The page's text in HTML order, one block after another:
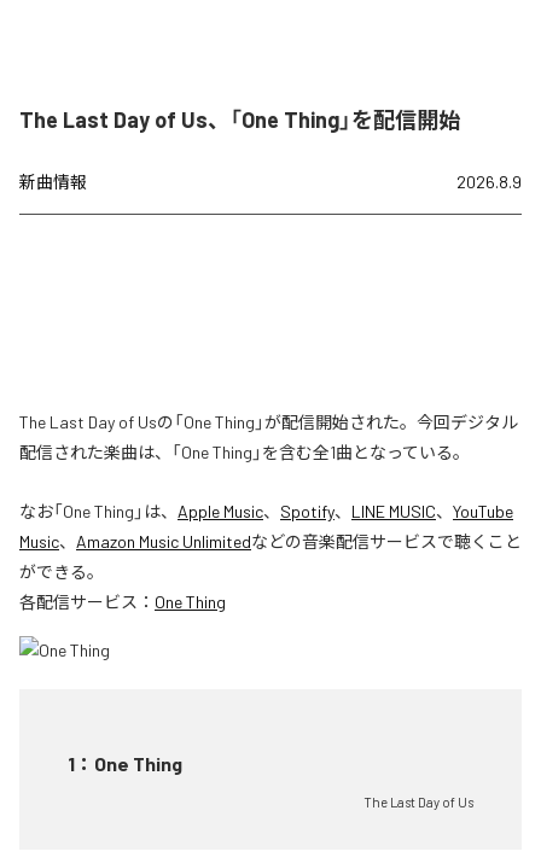
The Last Day of Us、「One Thing」を配信開始
新曲情報 2026.8.9
The Last Day of Usの「One Thing」が配信開始された。今回デジタル
配信された楽曲は、「One Thing」を含む全1曲となっている。
なお「One Thing 」は、 Apple Music、 Spotify、 LINE MUSIC、 YouTube
Music、 Amazon Music Unlimitedなどの音楽配信サービスで聴くこと
ができる。
各配信サービス： One Thing
1 ： One Thing
The Last Day of Us